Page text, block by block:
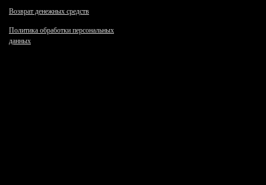
Возврат денежных средств
Политика обработки персональных
данных